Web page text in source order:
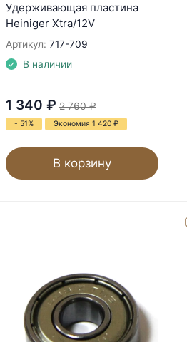
Удерживающая пластина
Heiniger Xtra/12V
Артикул: 717-709
В наличии
1 340 ₽ 2 760 ₽
- 51% Экономия 1 420 ₽
В корзину